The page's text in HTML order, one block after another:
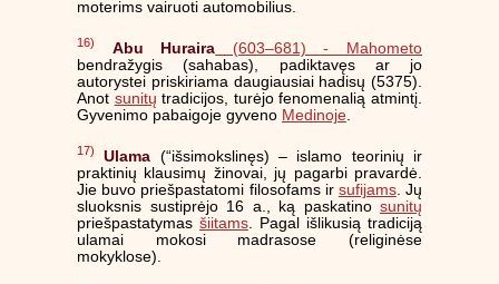
moterims vairuoti automobilius.
16) Abu Huraira (603–681) -
Mahometo
bendražygis (sahabas), padiktavęs ar jo
autorystei priskiriama daugiausiai hadisų (5375).
Anot sunitų tradicijos, turėjo fenomenalią atmintį.
Gyvenimo pabaigoje gyveno Medinoje
17) Ulama (“išsimokslinęs) – islamo teorinių ir
praktinių klausimų žinovai, jų pagarbi pravardė.
Jie buvo priešpastatomi filosofams ir sufijams. Jų
sluoksnis sustiprėjo 16 a., ką paskatino sunitų
priešpastatymas šiitams . Pagal išlikusią tradiciją
ulamai mokosi madrasose (religinėse
mokyklose).